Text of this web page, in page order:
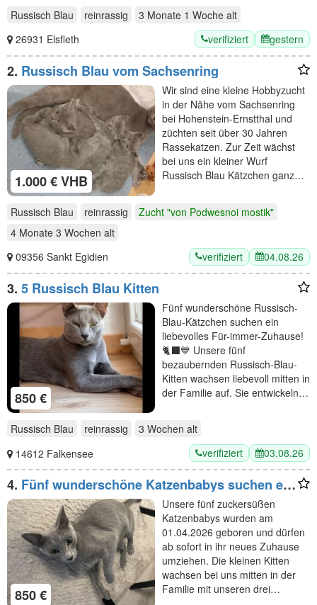
Russisch Blau
reinrassig 3 Monate 1 Woche alt
26931 Elsfleth
verifiziert gestern
2. Russisch Blau vom Sachsenring
1.000 € VHB
Wir sind eine kleine Hobbyzucht
in der Nähe vom Sachsenring
bei Hohenstein-Ernstthal und
züchten seit über 30 Jahren
Rassekatzen. Zur Zeit wächst
bei uns ein kleiner Wurf
Russisch Blau Kätzchen ganz…
Russisch Blau reinrassig
Zucht "von Podwesnoi mostik"
4 Monate 3 Wochen alt
09356 Sankt Egidien
verifiziert 04.08.26
3. 5 Russisch Blau Kitten
850 €
Fünf wunderschöne Russisch-
Blau-Kätzchen suchen ein
liebevolles Für-immer-Zuhause!
🐈‍⬛💙 Unsere fünf
bezaubernden Russisch-Blau-
Kitten wachsen liebevoll mitten in
der Familie auf. Sie entwickeln…
Russisch Blau reinrassig 3 Wochen alt
14612 Falkensee
verifiziert 03.08.26
4. Fünf wunderschöne Katzenbabys suchen ein
liebevolles Zuhause
850 €
Unsere fünf zuckersüßen
Katzenbabys wurden am
01.04.2026 geboren und dürfen
ab sofort in ihr neues Zuhause
umziehen. Die kleinen Kitten
wachsen bei uns mitten in der
Familie mit unseren drei…